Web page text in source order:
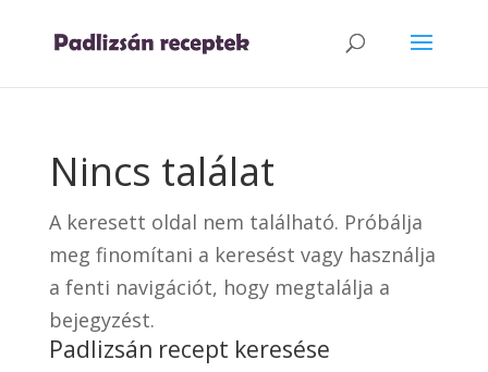
Nincs találat
A keresett oldal nem található. Próbálja
meg finomítani a keresést vagy használja
a fenti navigációt, hogy megtalálja a
bejegyzést.
Padlizsán recept keresése